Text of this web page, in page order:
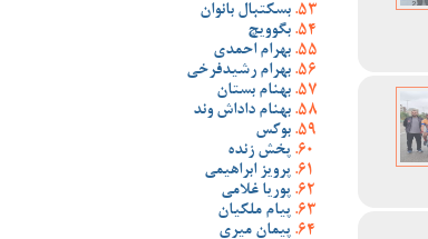
بسکتبال بانوان
بگوویچ
بهرام احمدی
بهرام رشیدفرخی
بهنام بستان
بهنام داداش وند
بوکس
پخش زنده
پرویز ابراهیمی
پوریا غلامی
پیام ملکیان
پیمان میری